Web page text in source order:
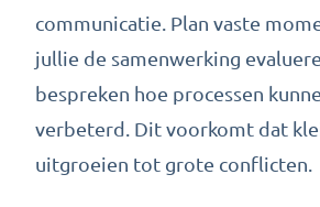
communicatie. Plan vaste
jullie de samenwerking
bespreken hoe processen
verbeterd. Dit voorkomt dat
uitgroeien tot grote conflicten.